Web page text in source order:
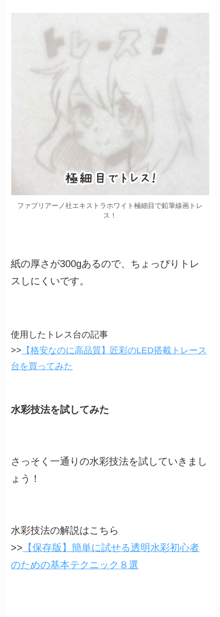
ファブリアーノ社エキストラホワイト極細目で鉛筆線画トレ
ス！
紙の厚さが300gあるので、ちょっぴりトレ
スしにくいです。
使用したトレス台の記事
>> 【格安なのに高品質】匠彩のLED搭載トレース
台を買ってみた
水彩技法を試してみた
さっそく一通りの水彩技法を試していきまし
ょう！
水彩技法の解説はこちら
>> 【保存版】簡単に試せる透明水彩初心者
のための基本テクニック８選